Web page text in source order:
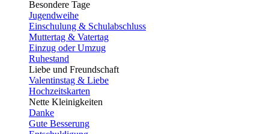
Besondere Tage
Jugendweihe
Einschulung & Schulabschluss
Muttertag & Vatertag
Einzug oder Umzug
Ruhestand
Liebe und Freundschaft
Valentinstag & Liebe
Hochzeitskarten
Nette Kleinigkeiten
Danke
Gute Besserung